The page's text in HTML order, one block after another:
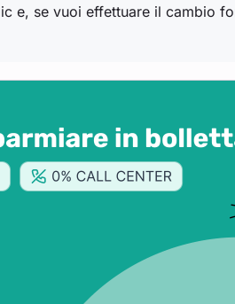
e, se vuoi effettuare il cambio